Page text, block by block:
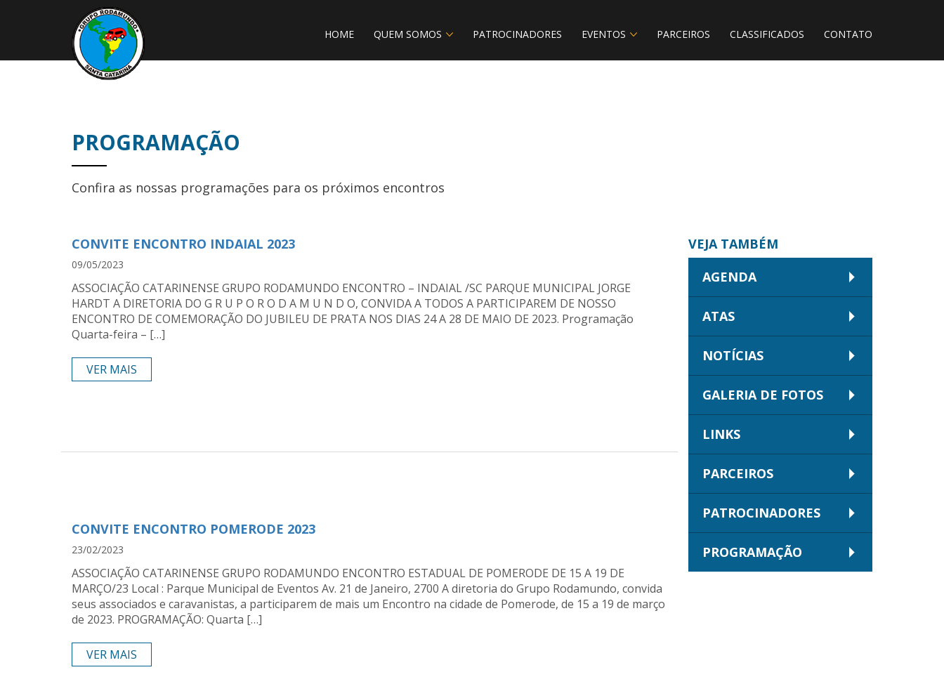
HOME QUEM SOMOS PATROCINADORES EVENTOS PARCEIROS CLASSIFICADOS CONTATO
PROGRAMAÇÃO
Confira as nossas programações para os próximos encontros
CONVITE ENCONTRO INDAIAL 2023
09/05/2023
ASSOCIAÇÃO CATARINENSE GRUPO RODAMUNDO ENCONTRO – INDAIAL /SC PARQUE MUNICIPAL JORGE
HARDT A DIRETORIA DO G R U P O R O D A M U N D O, CONVIDA A TODOS A PARTICIPAREM DE NOSSO
ENCONTRO DE COMEMORAÇÃO DO JUBILEU DE PRATA NOS DIAS 24 A 28 DE MAIO DE 2023. Programação
Quarta-feira – […]
VER MAIS
CONVITE ENCONTRO POMERODE 2023
23/02/2023
ASSOCIAÇÃO CATARINENSE GRUPO RODAMUNDO ENCONTRO ESTADUAL DE POMERODE DE 15 A 19 DE
MARÇO/23 Local : Parque Municipal de Eventos Av. 21 de Janeiro, 2700 A diretoria do Grupo Rodamundo, convida
seus associados e caravanistas, a participarem de mais um Encontro na cidade de Pomerode, de 15 a 19 de março
de 2023. PROGRAMAÇÃO: Quarta […]
VER MAIS
VEJA TAMBÉM
AGENDA
ATAS
NOTÍCIAS
GALERIA DE FOTOS
LINKS
PARCEIROS
PATROCINADORES
PROGRAMAÇÃO